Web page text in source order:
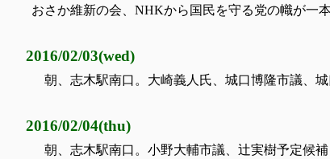
おさか維新の会、NHKから国民を守る党の幟が一
2016/02/03(wed)
朝、志木駅南口。大崎義人氏、城口博隆市議、
2016/02/04(thu)
朝、志木駅南口。小野大輔市議、辻実樹予定候